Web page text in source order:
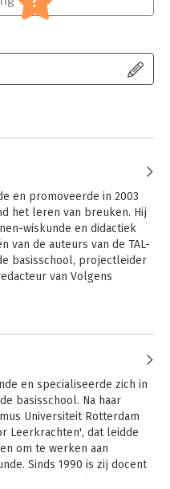
en promoveerde in 2003
het leren van breuken. Hij
wiskunde en didactiek
van de auteurs van de TAL-
basisschool, projectleider
van Volgens
en specialiseerde zich in
basisschool. Na haar
Universiteit Rotterdam
Leerkrachten', dat leidde
om te werken aan
Sinds 1990 is zij docent